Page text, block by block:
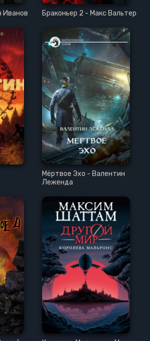
Иванов Браконьер 2 - Макс Вальтер
Мёртвое Эхо - Валентин
Леженда